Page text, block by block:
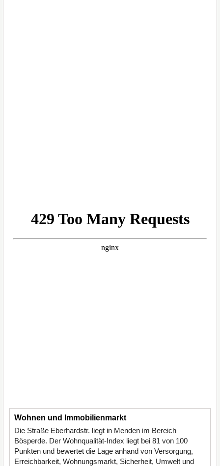
Wohnen und Immobilienmarkt
Die Straße Eberhardstr. liegt in Menden im Bereich
Bösperde. Der Wohnqualität-Index liegt bei 81 von 100
Punkten und bewertet die Lage anhand von Versorgung,
Erreichbarkeit, Wohnungsmarkt, Sicherheit, Umwelt und